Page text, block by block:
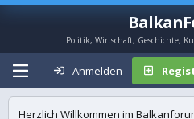
Politik, Wirtschaft, Geschichte,
Anmelden
Herzlich Willkommen im